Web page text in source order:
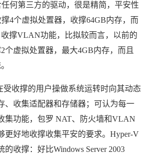
何第三方的驱动，很是精简，平安性
4个虚拟处置器，收撑64GB内存，而
收撑VLAN功能，比拟较而言，以前的
个虚拟处置器，最大4GB内存，而且
收撑的用户操做系统运转时向其动态
、收集适配器和存储器；可认为每一
集功能，包罗 NAT、防火墙和VLAN
更好地收撑收集平安的要求。Hyper-V
收撑：好比Windows Server 2003